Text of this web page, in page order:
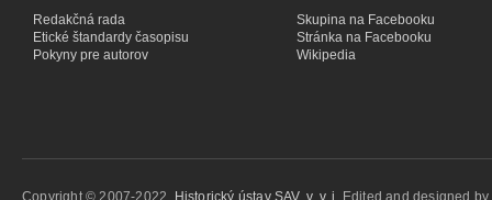
Redakčná rada
Etické štandardy časopisu
Pokyny pre autorov
Skupina na Facebooku
Stránka na Facebooku
Wikipedia